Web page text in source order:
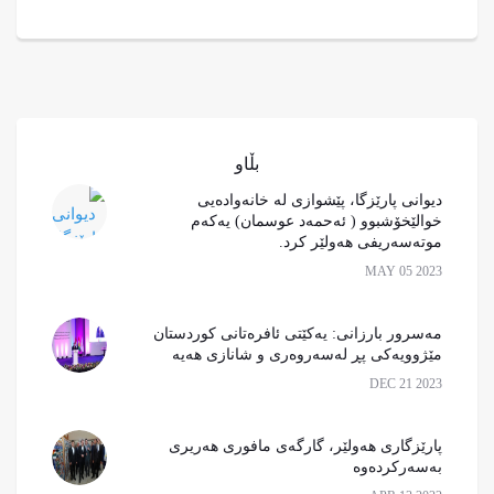
بڵاو
دیوانی پارێزگا، پێشوازی لە خانەوادەیی
خوالێخۆشبوو ( ئەحمەد عوسمان) یەکەم
موتەسەریفی هەولێر کرد.
MAY 05 2023
مەسرور بارزانی: یەكێتی ئافرەتانی كوردستان
مێژوویەكی پڕ لەسەروەری و شانازی هەیە
DEC 21 2023
پارێزگاری هەولێر، گارگەی مافوری هەریری
بەسەرکردەوە